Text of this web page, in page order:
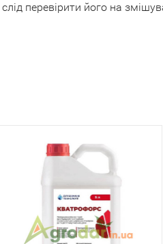
перевірити його на